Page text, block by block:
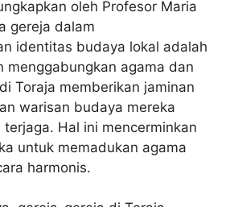
oleh Profesor Maria
gereja dalam
identitas budaya lokal adalah
menggabungkan agama dan
Toraja memberikan jaminan
warisan budaya mereka
Hal ini mencerminkan
untuk memadukan agama
harmonis.